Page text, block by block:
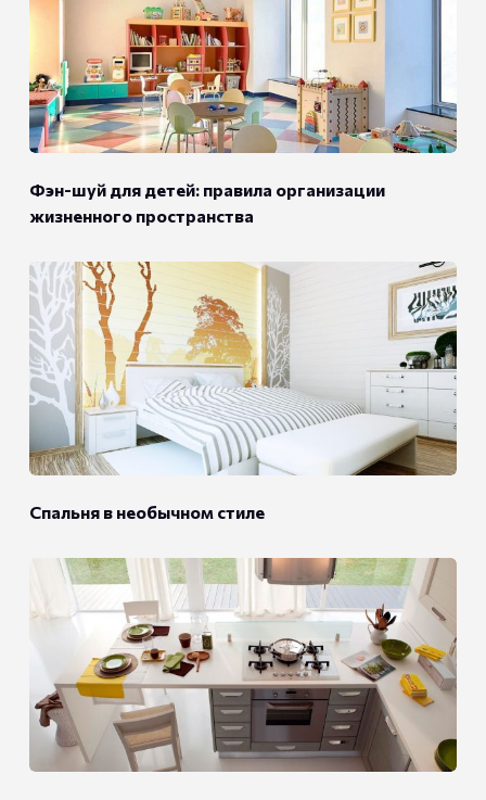
Фэн-шуй для детей: правила организации
жизненного пространства
Спальня в необычном стиле